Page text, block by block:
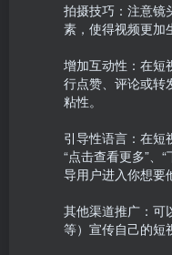
拍摄技巧：注意镜
素，使得视频更加
增加互动性：在短
行点赞、评论或转
粘性。
引导性语言：在短
“点击查看更多”、
导用户进入你想要
其他渠道推广：可
等）宣传自己的短